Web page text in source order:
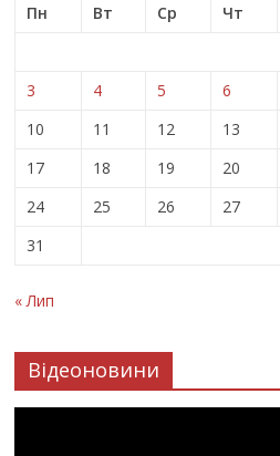
Пн
Вт Ср Чт
3
4 5 6
10
11 12 13
17
18 19 20
24
25 26 27
31
« Лип
Відеоновини